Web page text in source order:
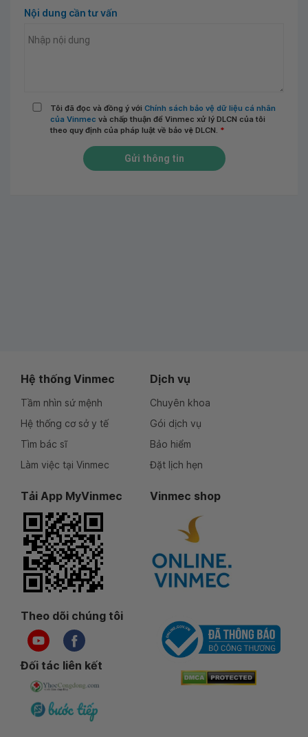
Nội dung cần tư vấn
Tôi đã đọc và đồng ý với Chính sách bảo vệ dữ liệu cá nhân
của Vinmec và chấp thuận để Vinmec xử lý DLCN của tôi
theo quy định của pháp luật về bảo vệ DLCN. *
Gửi thông tin
Hệ thống Vinmec
Tầm nhìn sứ mệnh
Hệ thống cơ sở y tế
Tìm bác sĩ
Làm việc tại Vinmec
Dịch vụ
Chuyên khoa
Gói dịch vụ
Bảo hiểm
Đặt lịch hẹn
Tải App MyVinmec Vinmec shop
Theo dõi chúng tôi
Đối tác liên kết